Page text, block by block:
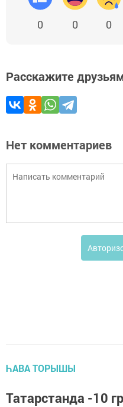
0 0 0
Расскажите
Нет комментариев
ҺАВА ТОРЫШЫ
Татарстанда -10